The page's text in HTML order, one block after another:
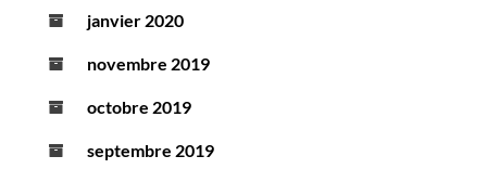
janvier 2020
novembre 2019
octobre 2019
septembre 2019